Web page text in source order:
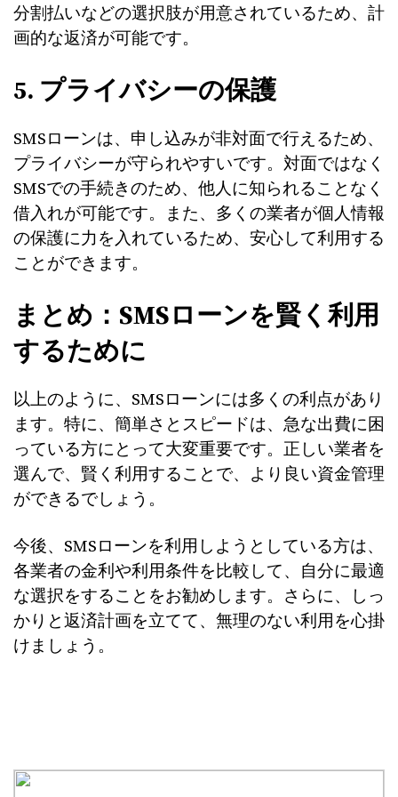
分割払いなどの選択肢が用意されているため、計
画的な返済が可能です。
5. プライバシーの保護
SMSローンは、申し込みが非対面で行えるため、
プライバシーが守られやすいです。対面ではなく
SMSでの手続きのため、他人に知られることなく
借入れが可能です。また、多くの業者が個人情報
の保護に力を入れているため、安心して利用する
ことができます。
まとめ：SMSローンを賢く利用
するために
以上のように、SMSローンには多くの利点があり
ます。特に、簡単さとスピードは、急な出費に困
っている方にとって大変重要です。正しい業者を
選んで、賢く利用することで、より良い資金管理
ができるでしょう。
今後、SMSローンを利用しようとしている方は、
各業者の金利や利用条件を比較して、自分に最適
な選択をすることをお勧めします。さらに、しっ
かりと返済計画を立てて、無理のない利用を心掛
けましょう。